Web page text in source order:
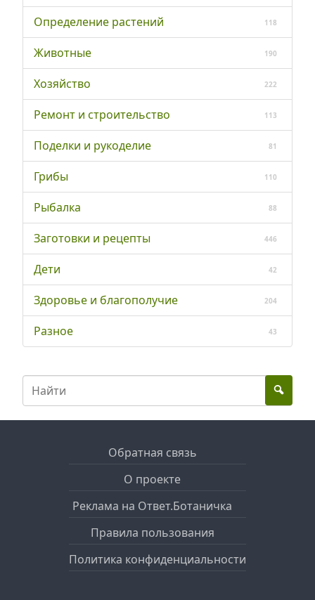
Определение растений 118
Животные 190
Хозяйство 222
Ремонт и строительство 113
Поделки и рукоделие 81
Грибы 110
Рыбалка 88
Заготовки и рецепты 446
Дети 42
Здоровье и благополучие 204
Разное 43
Обратная связь
О проекте
Реклама на Ответ.Ботаничка
Правила пользования
Политика конфиденциальности